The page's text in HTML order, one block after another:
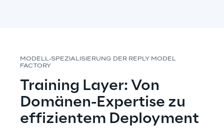
MODELL-SPEZIALISIERUNG DER REPLY MODEL
FACTORY
Training Layer: Von
Domänen-Expertise zu
effizientem Deployment